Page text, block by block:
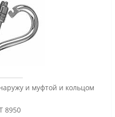
и муфтой и кольцом
8950